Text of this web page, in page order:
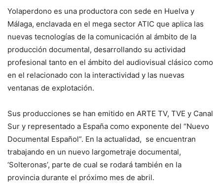
Yolaperdono es una productora con sede en Huelva y
Málaga, enclavada en el mega sector ATIC que aplica las
nuevas tecnologías de la comunicación al ámbito de la
producción documental, desarrollando su actividad
profesional tanto en el ámbito del audiovisual clásico como
en el relacionado con la interactividad y las nuevas
ventanas de explotación.
Sus producciones se han emitido en ARTE TV, TVE y Canal
Sur y representado a España como exponente del “Nuevo
Documental Español”. En la actualidad, se encuentran
trabajando en un nuevo largometraje documental,
‘Solteronas’, parte de cual se rodará también en la
provincia durante el próximo mes de abril.